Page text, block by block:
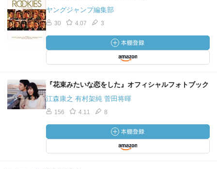
ヤングジャンプ編集部
30 4.07 3
『花束みたいな恋をした』オフィシャルフォトブック
江森康之 有村架純 菅田将暉
156 4.11 8